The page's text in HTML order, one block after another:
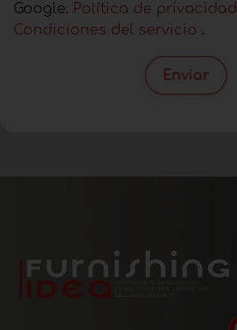
Google. Política de privacidad
Condiciones del servicio .
Enviar